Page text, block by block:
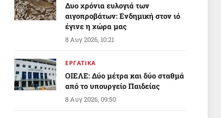
Δυο χρόνια ευλογιά των
αιγοπροβάτων: Ενδημική στον ιό
έγινε η χώρα μας
8 Αυγ 2026, 10:21
ΕΡΓΑΤΙΚΑ
ΟΙΕΛΕ: Δύο μέτρα και δύο σταθμά
από το υπουργείο Παιδείας
8 Αυγ 2026, 09:50